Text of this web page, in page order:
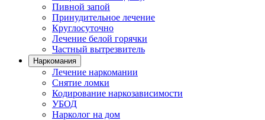
Пивной запой
Принудительное лечение
Круглосуточно
Лечение белой горячки
Частный вытрезвитель
Наркомания
Лечение наркомании
Снятие ломки
Кодирование наркозависимости
УБОД
Нарколог на дом